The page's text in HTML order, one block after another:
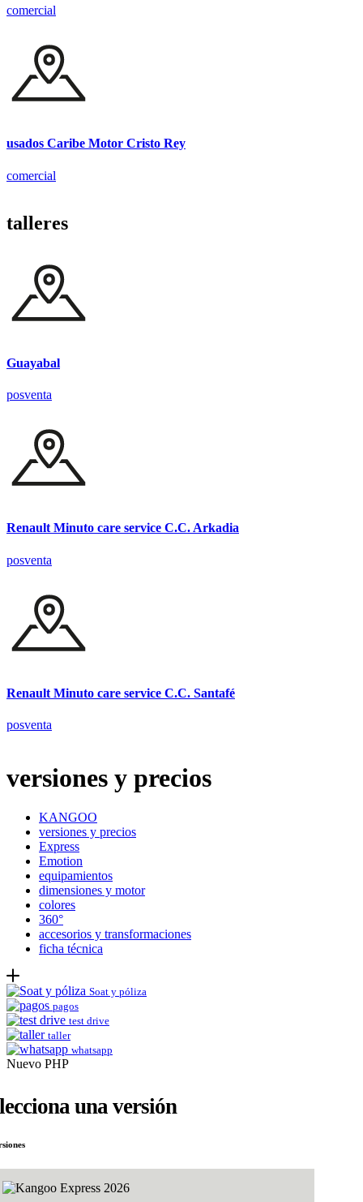
comercial
usados Caribe Motor Cristo Rey
comercial
talleres
Guayabal
posventa
Renault Minuto care service C.C. Arkadia
posventa
Renault Minuto care service C.C. Santafé
posventa
versiones y precios
KANGOO
versiones y precios
Express
Emotion
equipamientos
dimensiones y motor
colores
360°
accesorios y transformaciones
ficha técnica
Soat y póliza
pagos
test drive
taller
whatsapp
Nuevo PHP
una versión